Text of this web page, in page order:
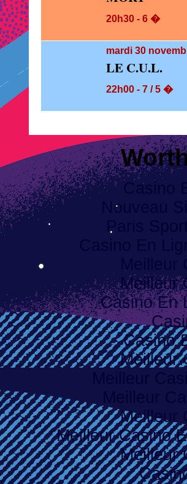
20h30 - 6 �
mardi 30
LE C.U.L.
22h00 - 7 / 5 �
Casino
Nouveau
Paris
Meilleur
Casino En
Casino
Meilleur
Meilleur
Meilleur
Meilleur
Meilleur Casino
Meilleur